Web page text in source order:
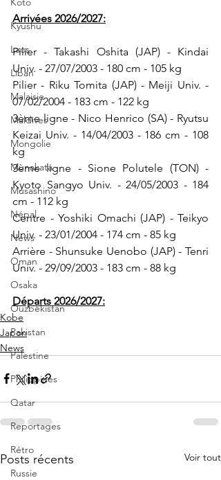
Kyushu
Laos
Liban
Malaisie
Maldives
Mongolie
Munakata
Musashino
Népal
News
Oman
Osaka
Ouzbékistan
Pakistan
Palestine
Philippines
Qatar
Reportages
Rétro
Russie
Arrivées 2026/2027:
Pilier - Takashi Oshita (JAP) - Kindai
Univ. - 27/07/2003 - 180 cm - 105 kg
Pilier - Riku Tomita (JAP) - Meiji Univ. -
07/02/2004 - 183 cm - 122 kg
3ème ligne - Nico Henrico (SA) - Ryutsu
Keizai Univ. - 14/04/2003 - 186 cm - 108
kg
3ème ligne - Sione Polutele (TON) -
Kyoto Sangyo Univ. - 24/05/2003 - 184
cm - 112 kg
Centre - Yoshiki Omachi (JAP) - Teikyo
Univ. - 23/01/2004 - 174 cm - 85 kg
Arrière - Shunsuke Uenobo (JAP) - Tenri
Univ. - 29/09/2003 - 183 cm - 88 kg
Départs 2026/2027:
Kobe
Japon
News
Posts récents Voir tout